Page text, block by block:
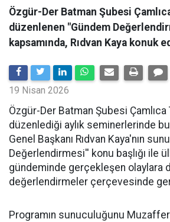
Özgür-Der Batman Şubesi
düzenlenen "Gündem
kapsamında, Rıdvan Kaya konuk
19 Nisan 2026
​Özgür-Der Batman Şubesi
düzenlediği aylık seminerlerinde
Genel Başkanı Rıdvan Kaya'nın
Değerlendirmesi'' konu başlığı ile
gündeminde gerçekleşen olaylara
değerlendirmeler çerçevesinde
Programın sunuculuğunu